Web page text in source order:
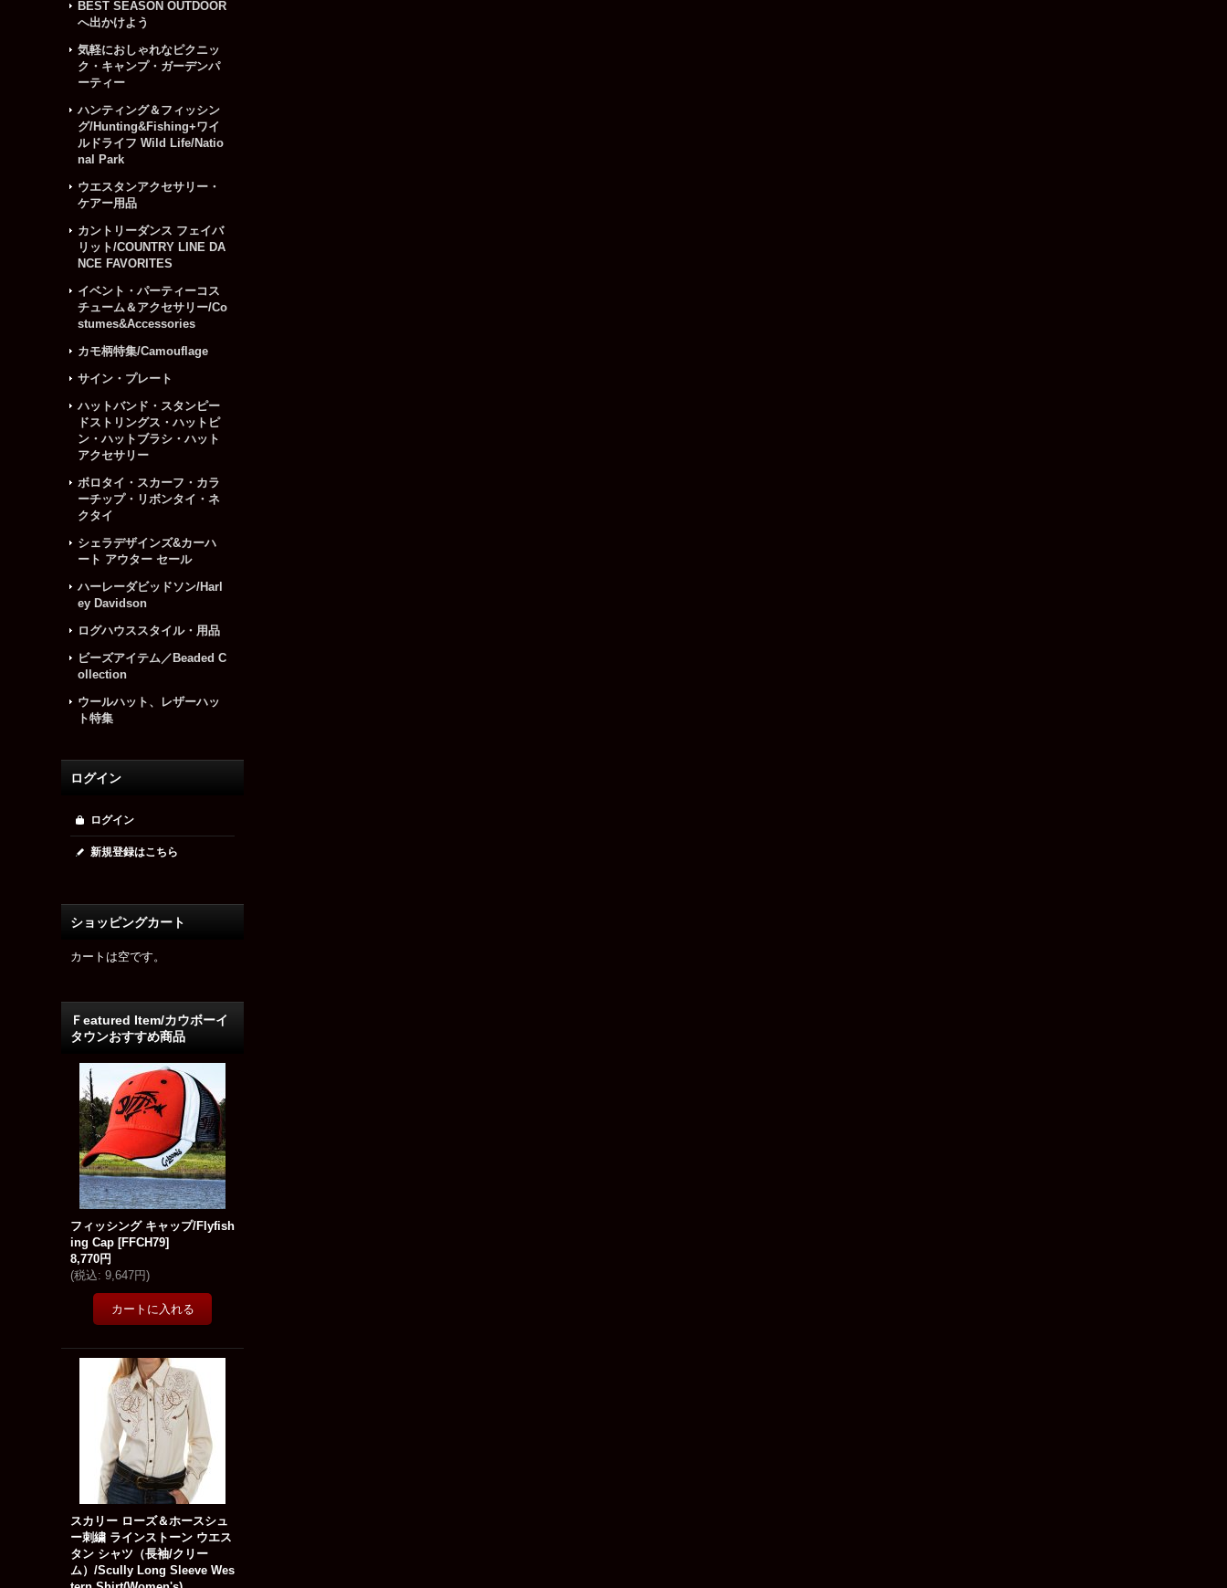
BEST SEASON OUTDOOR
へ出かけよう
気軽におしゃれなピクニッ
ク・キャンプ・ガーデンパ
ーティー
ハンティング＆フィッシン
グ/Hunting&Fishing+ワイ
ルドライフ Wild Life/Natio
nal Park
ウエスタンアクセサリー・
ケアー用品
カントリーダンス フェイバ
リット/COUNTRY LINE DA
NCE FAVORITES
イベント・パーティーコス
チューム＆アクセサリー/Co
stumes&Accessories
カモ柄特集/Camouflage
サイン・プレート
ハットバンド・スタンピー
ドストリングス・ハットピ
ン・ハットブラシ・ハット
アクセサリー
ボロタイ・スカーフ・カラ
ーチップ・リボンタイ・ネ
クタイ
シェラデザインズ&カーハ
ート アウター セール
ハーレーダビッドソン/Harl
ey Davidson
ログハウススタイル・用品
ビーズアイテム／Beaded C
ollection
ウールハット、レザーハッ
ト特集
ログイン
ログイン
新規登録はこちら
ショッピングカート
カートは空です。
Ｆeatured Item/カウボーイ
タウンおすすめ商品
フィッシング キャップ/Flyfish
ing Cap [FFCH79]
8,770円
(税込: 9,647円)
スカリー ローズ＆ホースシュ
ー刺繍 ラインストーン ウエス
タン シャツ（長袖/クリー
ム）/Scully Long Sleeve Wes